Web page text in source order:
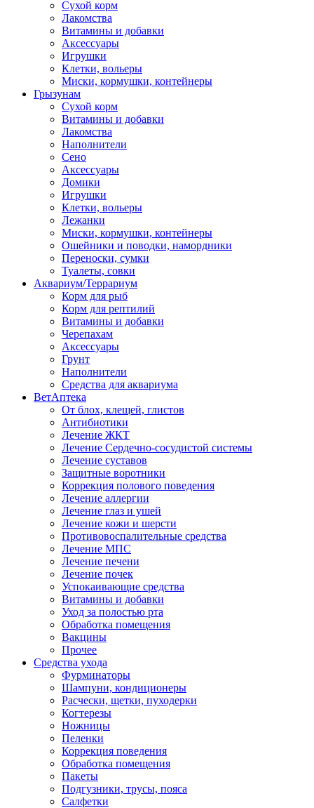
Сухой корм
Лакомства
Витамины и добавки
Аксессуары
Игрушки
Клетки, вольеры
Миски, кормушки, контейнеры
Грызунам
Сухой корм
Витамины и добавки
Лакомства
Наполнители
Сено
Аксессуары
Домики
Игрушки
Клетки, вольеры
Лежанки
Миски, кормушки, контейнеры
Ошейники и поводки, намордники
Переноски, сумки
Туалеты, совки
Аквариум/Террариум
Корм для рыб
Корм для рептилий
Витамины и добавки
Черепахам
Аксессуары
Грунт
Наполнители
Средства для аквариума
ВетАптека
От блох, клещей, глистов
Антибиотики
Лечение ЖКТ
Лечение Сердечно-сосудистой системы
Лечение суставов
Защитные воротники
Коррекция полового поведения
Лечение аллергии
Лечение глаз и ушей
Лечение кожи и шерсти
Противовоспалительные средства
Лечение МПС
Лечение печени
Лечение почек
Успокаивающие средства
Витамины и добавки
Уход за полостью рта
Обработка помещения
Вакцины
Прочее
Средства ухода
Фурминаторы
Шампуни, кондиционеры
Расчески, щетки, пуходерки
Когтерезы
Ножницы
Пеленки
Коррекция поведения
Обработка помещения
Пакеты
Подгузники, трусы, пояса
Салфетки